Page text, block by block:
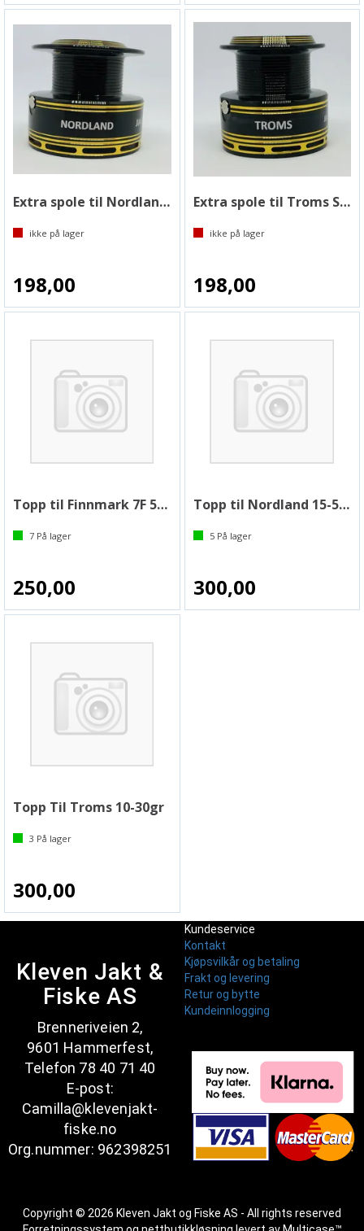
Extra spole til Nordland Snelle
ikke på lager
198,00
Extra spole til Troms Snelle
ikke på lager
198,00
Topp til Finnmark 7F 5-20 gram
7 På lager
250,00
Topp til Nordland 15-50gr
5På lager
300,00
Topp Til Troms 10-30gr
3 På lager
300,00
Kleven Jakt &
Fiske AS
Brenneriveien 2,
9601 Hammerfest,
Telefon 78 40 71 40
E-post:
Camilla@klevenjakt-
fiske.no
Org.nummer: 962398251
Kundeservice
Kontakt
Kjøpsvilkår og betaling
Frakt og levering
Retur og bytte
Kundeinnlogging
Copyright © 2026 Kleven Jakt og Fiske AS - All rights reserved